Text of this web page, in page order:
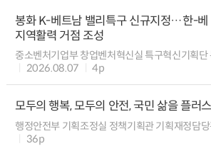
봉화 K-베트남 밸리특구 신규지정…한-베
지역활력 거점 조성
중소벤처기업부 창업벤처혁신실 특구혁신기획단
2026.08.07
4p
모두의 행복, 모두의 안전, 국민 삶을 플러
행정안전부 기획조정실 정책기획관 기획재정담
36p